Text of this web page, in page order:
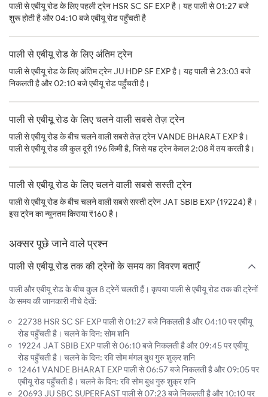
पाली से एबीयू रोड के लिए पहली ट्रेन HSR SC SF EXP है। यह पाली से 01:27 बजे
शुरू होती है और 04:10 बजे एबीयू रोड पहुँचती है
पाली से एबीयू रोड के लिए अंतिम ट्रेन
पाली से एबीयू रोड के लिए अंतिम ट्रेन JU HDP SF EXP है। यह पाली से 23:03 बजे
निकलती है और 02:10 बजे एबीयू रोड पहुँचती है।
पाली से एबीयू रोड के लिए चलने वाली सबसे तेज़ ट्रेन
पाली से एबीयू रोड के बीच चलने वाली सबसे तेज़ ट्रेन VANDE BHARAT EXP है।
पाली से एबीयू रोड की कुल दूरी 196 किमी है, जिसे यह ट्रेन केवल 2:08 में तय करती है।
पाली से एबीयू रोड के लिए चलने वाली सबसे सस्ती ट्रेन
पाली से एबीयू रोड के बीच चलने वाली सबसे सस्ती ट्रेन JAT SBIB EXP (19224) है।
इस ट्रेन का न्यूनतम किराया ₹160 है।
अक्सर पूछे जाने वाले प्रश्न
पाली से एबीयू रोड तक की ट्रेनों के समय का विवरण बताएँ
पाली और एबीयू रोड के बीच कुल 8 ट्रेनें चलती हैं। कृपया पाली से एबीयू रोड तक की ट्रेनों
के समय की जानकारी नीचे देखें:
22738 HSR SC SF EXP पाली से 01:27 बजे निकलती है और 04:10 पर एबीयू
रोड पहुँचती है। चलने के दिन: सोम शनि
19224 JAT SBIB EXP पाली से 06:10 बजे निकलती है और 09:45 पर एबीयू
रोड पहुँचती है। चलने के दिन: रवि सोम मंगल बुध गुरु शुक्र शनि
12461 VANDE BHARAT EXP पाली से 06:57 बजे निकलती है और 09:05 पर
एबीयू रोड पहुँचती है। चलने के दिन: रवि सोम बुध गुरु शुक्र शनि
20693 JU SBC SUPERFAST पाली से 07:23 बजे निकलती है और 10:10 पर